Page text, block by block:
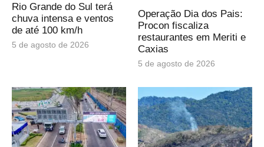
Rio Grande do Sul terá
chuva intensa e ventos
de até 100 km/h
5 de agosto de 2026
Operação Dia dos Pais:
Procon fiscaliza
restaurantes em Meriti e
Caxias
5 de agosto de 2026